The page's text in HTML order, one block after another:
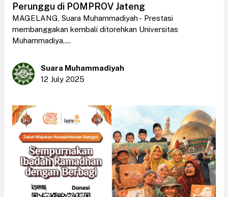
Perunggu di POMPROV Jateng
MAGELANG, Suara Muhammadiyah - Prestasi
membanggakan kembali ditorehkan Universitas
Muhammadiya....
Suara Muhammadiyah
12 July 2025